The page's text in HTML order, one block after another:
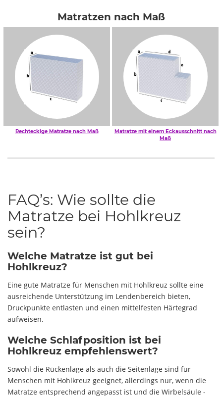
Matratzen nach Maß
Rechteckige Matratze nach Maß
Matratze mit einem Eckausschnitt nach
Maß
FAQ’s: Wie sollte die
Matratze bei Hohlkreuz
sein?
Welche Matratze ist gut bei
Hohlkreuz?
Eine gute Matratze für Menschen mit Hohlkreuz sollte eine
ausreichende Unterstützung im Lendenbereich bieten,
Druckpunkte entlasten und einen mittelfesten Härtegrad
aufweisen.
Welche Schlafposition ist bei
Hohlkreuz empfehlenswert?
Sowohl die Rückenlage als auch die Seitenlage sind für
Menschen mit Hohlkreuz geeignet, allerdings nur, wenn die
Matratze entsprechend angepasst ist und die Wirbelsäule -